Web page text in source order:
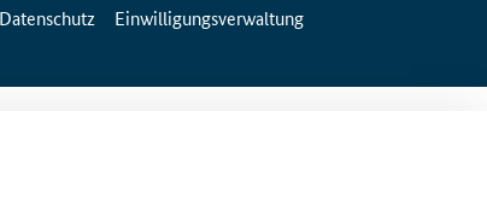
Datenschutz Einwilligungsverwaltung